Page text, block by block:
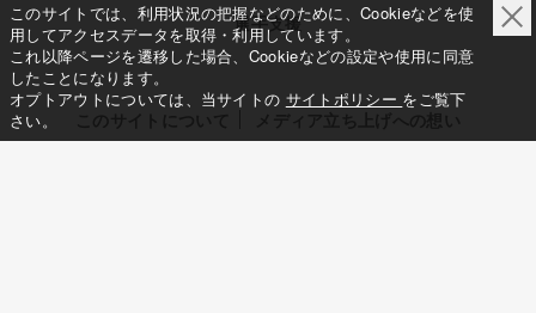
選手支援
このサイトでは、利用状況の把握などのために、Cookieなどを使
用してアクセスデータを取得・利用しています。
これ以降ページを遷移した場合、Cookieなどの設定や使用に同意
したことになります。
オプトアウトについては、当サイトの サイトポリシー をご覧下
さい。